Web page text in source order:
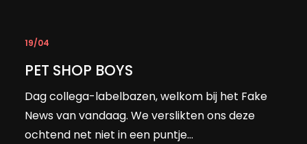
19/04
PET SHOP BOYS
Dag collega-labelbazen, welkom bij het Fake
News van vandaag. We verslikten ons deze
ochtend net niet in een puntje…